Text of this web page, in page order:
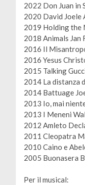
2022 Don Juan in
2020 David Joele
2019 Holding the
2018 Animals Jan
2016 Il
2016 Yesus
2015 Talking
2014 La distanza
2014 Battuage
2013 Io, mai
2013 I Meneni
2012 Amleto
2011 Cleopatra
2010 Caino e
2005 Buonasera
Per il musical: